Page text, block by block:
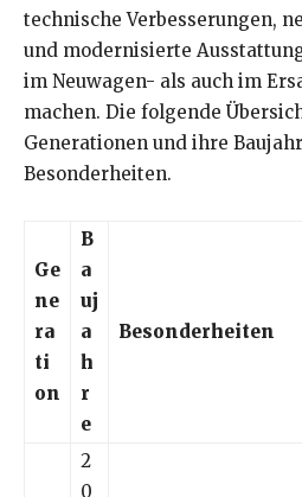
technische Verbesserungen,
und modernisierte
im Neuwagen- als auch im
machen. Die folgende
Generationen und ihre
Besonderheiten.
Ge
ne
ra
ti
on
B
a
uj
a
h
r
e
Besonderheiten
2
0